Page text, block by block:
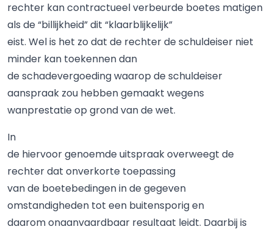
rechter kan contractueel verbeurde boetes matigen
als de “billijkheid” dit “klaarblijkelijk”
eist. Wel is het zo dat de rechter de schuldeiser niet
minder kan toekennen dan
de schadevergoeding waarop de schuldeiser
aanspraak zou hebben gemaakt wegens
wanprestatie op grond van de wet.
In
de hiervoor genoemde uitspraak overweegt de
rechter dat onverkorte toepassing
van de boetebedingen in de gegeven
omstandigheden tot een buitensporig en
daarom onaanvaardbaar resultaat leidt. Daarbij is